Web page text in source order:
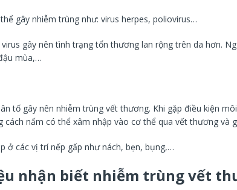
gây nhiễm trùng như: virus herpes, poliovirus…
gây nên tình trạng tổn thương lan rộng trên da hơn.
mùa,…
tố gây nên nhiễm trùng vết thương. Khi gặp điều kiện
cách nấm có thể xâm nhập vào cơ thể qua vết thương và
ở các vị trí nếp gấp như nách, bẹn, bụng,…
nhận biết nhiễm trùng vết